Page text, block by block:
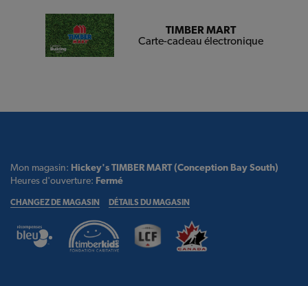
TIMBER MART
Carte-cadeau électronique
Mon magasin: Hickey's TIMBER MART (Conception Bay South)
Heures d'ouverture: Fermé
CHANGEZ DE MAGASIN DÉTAILS DU MAGASIN